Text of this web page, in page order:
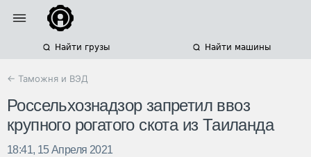
Найти грузы Найти машины
← Таможня и ВЭД
Россельхознадзор запретил ввоз
крупного рогатого скота из Таиланда
18:41, 15 Апреля 2021